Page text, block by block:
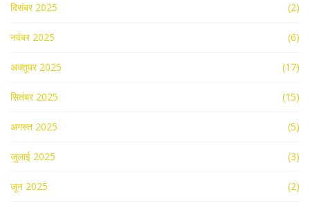
दिसंबर 2025 (2)
नवंबर 2025 (6)
अक्तूबर 2025 (17)
सितंबर 2025 (15)
अगस्त 2025 (5)
जुलाई 2025 (3)
जून 2025 (2)